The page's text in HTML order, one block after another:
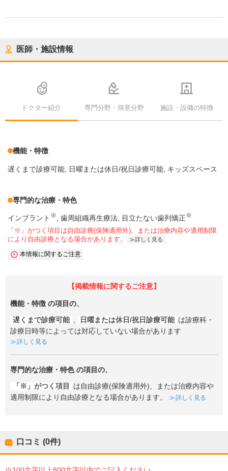
医師・施設情報
ドクター紹介 専門分野・得意分野 施設・設備の特徴
機能・特徴
遅くまで診療可能 日曜または休日/祝日診療可能 キッズスペース
専門的な治療・特色
インプラント ※ 歯周組織再生療法 目立たない歯列矯正※
「※」がつく項目は自由診療(保険適用外)、または治療内容や適用制限
により自由診療となる場合があります。
詳しく見る
本情報に関するご注意
【掲載情報に関するご注意】
機能・特徴 の項目の、
遅くまで診療可能 , 日曜または休日/祝日診療可能 は診療科・
診療日時等によっては対応していない場合があります
詳しく見る
専門的な治療・特色の項目の、
「※」がつく項目
は自由診療(保険適用外)、または治療内容や
適用制限により自由診療となる場合があります。
詳しく見る
口コミ (0件)